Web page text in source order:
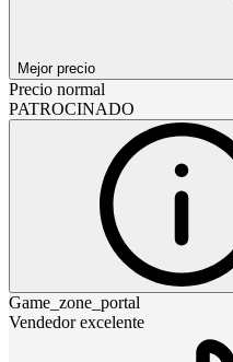
Mejor precio
Precio normal
PATROCINADO
Game_zone_portal
Vendedor excelente